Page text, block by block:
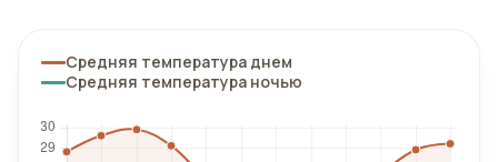
Средняя температура днем
Средняя температура ночью